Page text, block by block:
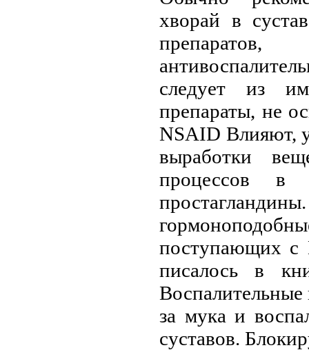
хворай в
следует из
препараты, не
NSAID Влияют,
выработки
процессов в
поступающих с
писалось в
Воспалительные
за мука и
суставов.